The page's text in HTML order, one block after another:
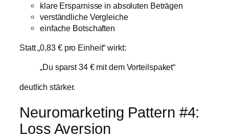
klare Ersparnisse in absoluten Beträgen
verständliche Vergleiche
einfache Botschaften
Statt „0,83 € pro Einheit“ wirkt:
„Du sparst 34 € mit dem Vorteilspaket“
deutlich stärker.
Neuromarketing Pattern #4:
Loss Aversion